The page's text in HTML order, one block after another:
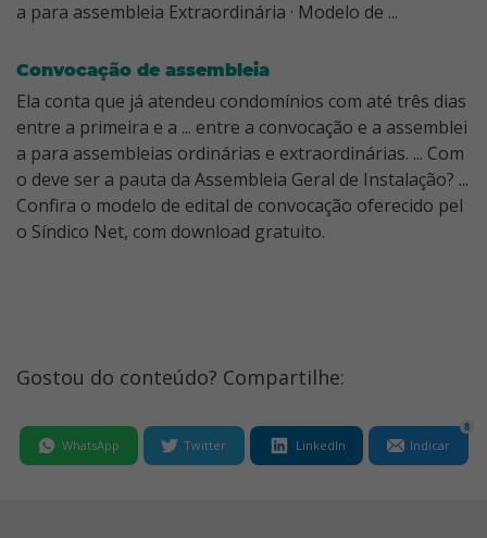
a para assembleia Extraordinária · Modelo de ...
Convocação de assembleia
Ela conta que já atendeu condomínios com até três dias
entre a primeira e a ... entre a convocação e a assemblei
a para assembleias ordinárias e extraordinárias. ... Com
o deve ser a pauta da Assembleia Geral de Instalação? ...
Confira o modelo de edital de convocação oferecido pel
o Síndico Net, com download gratuito.
Gostou do conteúdo? Compartilhe:
WhatsApp Twitter LinkedIn Indicar
8